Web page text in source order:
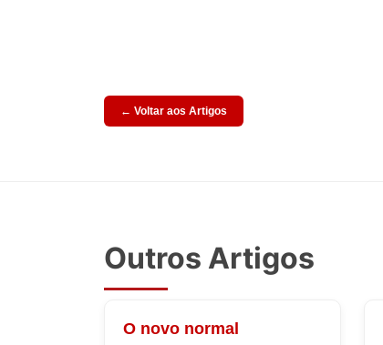
← Voltar aos Artigos
Outros Artigos
O novo normal